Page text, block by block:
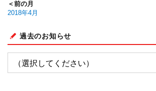
＜前の月
2018年4月
過去のお知らせ